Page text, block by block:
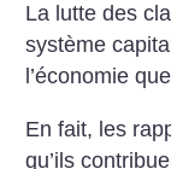
La lutte des
système
l’économie
En fait, les
qu’ils